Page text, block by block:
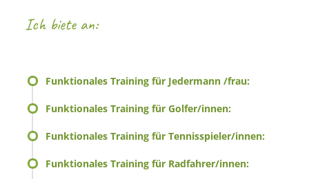
Ich biete an:
Funktionales Training für Jedermann /frau:
Funktionales Training für Golfer/innen:
Funktionales Training für Tennisspieler/innen:
Funktionales Training für Radfahrer/innen: